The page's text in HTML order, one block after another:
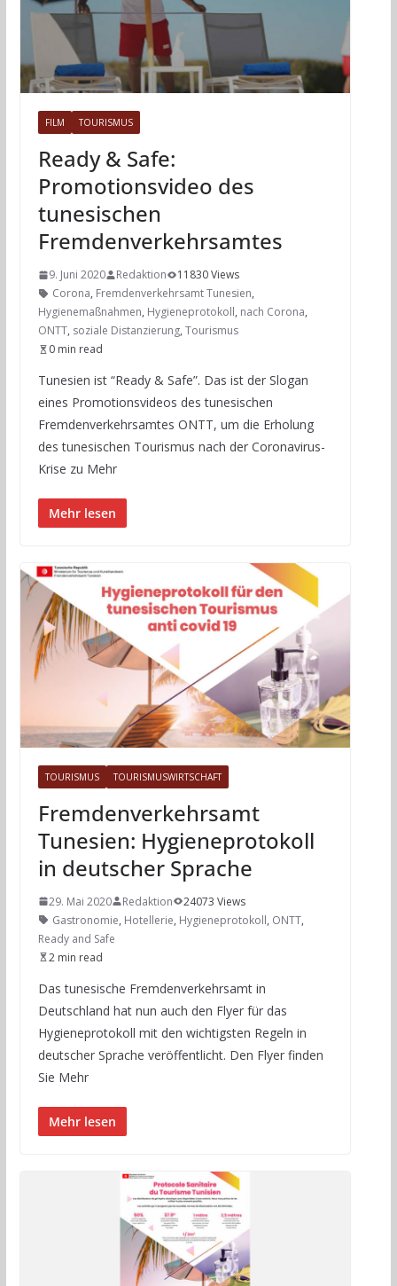
FILM TOURISMUS
Ready & Safe:
Promotionsvideo des
tunesischen
Fremdenverkehrsamtes
9. Juni 2020 Redaktion
11830 Views
Corona, Fremdenverkehrsamt Tunesien,
Hygienemaßnahmen, Hygieneprotokoll, nach Corona,
ONTT, soziale Distanzierung, Tourismus
0 min read
Tunesien ist “Ready & Safe”. Das ist der Slogan
eines Promotionsvideos des tunesischen
Fremdenverkehrsamtes ONTT, um die Erholung
des tunesischen Tourismus nach der Coronavirus-
Krise zu Mehr
Mehr lesen
TOURISMUS TOURISMUSWIRTSCHAFT
Fremdenverkehrsamt
Tunesien: Hygieneprotokoll
in deutscher Sprache
29. Mai 2020 Redaktion
24073 Views
Gastronomie, Hotellerie, Hygieneprotokoll, ONTT,
Ready and Safe
2 min read
Das tunesische Fremdenverkehrsamt in
Deutschland hat nun auch den Flyer für das
Hygieneprotokoll mit den wichtigsten Regeln in
deutscher Sprache veröffentlicht. Den Flyer finden
Sie Mehr
Mehr lesen